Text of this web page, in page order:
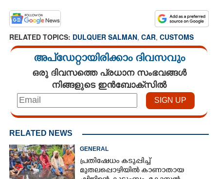
RELATED TOPICS: DULQUER SALMAN, CAR, CUSTOMS
അപ്ഡേറ്റായിരിക്കാം ദിവസവും
ഒരു ദിവസത്തെ പ്രധാന സംഭവങ്ങൾ
നിങ്ങളുടെ ഇൻബോക്സിൽ
RELATED NEWS
GENERAL
പ്രതിഷേധം കടുപ്പിച്ച്
മുതലപ്പൊഴിയിൽ കാണാതായ